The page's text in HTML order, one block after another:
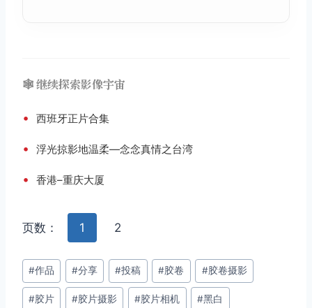
🕸️ 继续探索影像宇宙
• 西班牙正片合集
• 浮光掠影地温柔—念念真情之台湾
• 香港–重庆大厦
页数： 1 2
文
章
标
#作品 #分享 #投稿 #胶卷 #胶卷摄影
#胶片 #胶片摄影 #胶片相机 #黑白